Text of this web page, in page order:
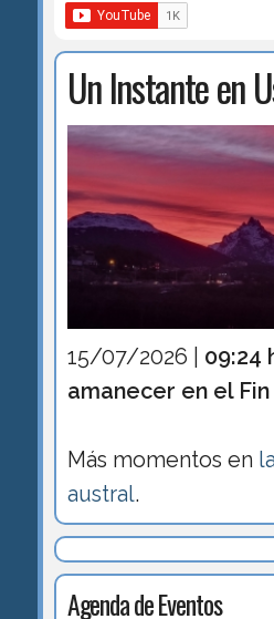
Un Instante en
15/07/2026 | 09:24
amanecer en el
Más momentos en
austral.
Agenda de Eventos